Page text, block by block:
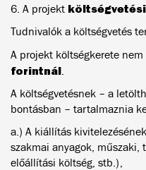
6. A projekt
Tudnivalók a költségvetés
A projekt költségkerete
forintnál
A költségvetésnek – a
bontásban – tartalmaznia
a.) A kiállítás
szakmai anyagok, műszaki,
előállítási költség, stb.),